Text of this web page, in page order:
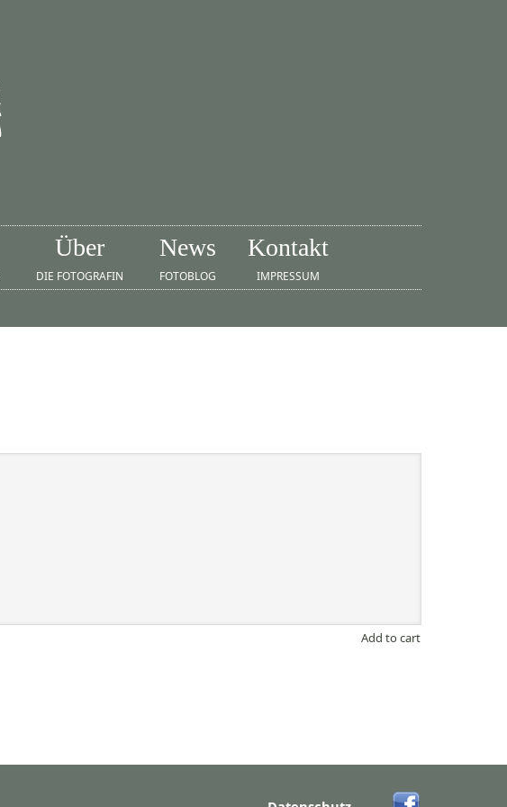
Über
DIE FOTOGRAFIN
News
FOTOBLOG
Kontakt
IMPRESSUM
Add to cart